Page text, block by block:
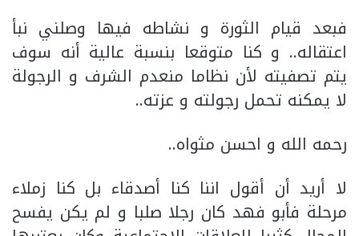
فبعد قيام الثورة و نشاطه فيها وصلني نبأ
اعتقاله.. و كنا متوقعا بنسبة عالية أنه سوف
يتم تصفيته لأن نظاما منعدم الشرف و الرجولة
لا يمكنه تحمل رجولته و عزته..
رحمه الله و احسن مثواه..
لا أريد أن أقول اننا كنا أصدقاء بل كنا زملاء
مرحلة فأبو فهد كان رجلا صلبا و لم يكن يفسح